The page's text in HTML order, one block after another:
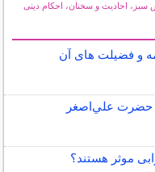
سبز، احادیث و سخنان، احکام دینی
و فضیلت های آن
حضرت علي‌اصغر
موثر هستند؟